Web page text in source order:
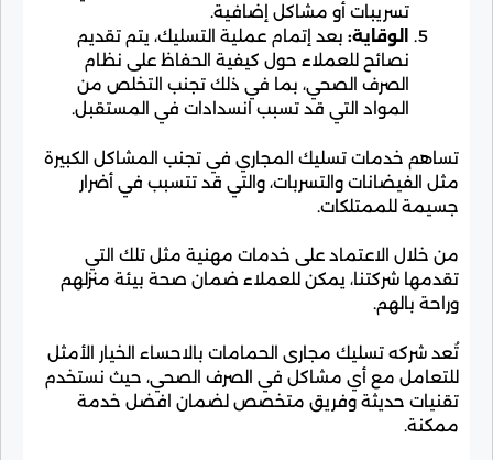
تسريبات أو مشاكل إضافية.
الوقاية: بعد إتمام عملية التسليك، يتم تقديم
نصائح للعملاء حول كيفية الحفاظ على نظام
الصرف الصحي، بما في ذلك تجنب التخلص من
المواد التي قد تسبب انسدادات في المستقبل.
تساهم خدمات تسليك المجاري في تجنب المشاكل الكبيرة
مثل الفيضانات والتسربات، والتي قد تتسبب في أضرار
جسيمة للممتلكات.
من خلال الاعتماد على خدمات مهنية مثل تلك التي
تقدمها شركتنا، يمكن للعملاء ضمان صحة بيئة منزلهم
وراحة بالهم.
تُعد شركه تسليك مجارى الحمامات بالاحساء الخيار الأمثل
للتعامل مع أي مشاكل في الصرف الصحي، حيث نستخدم
تقنيات حديثة وفريق متخصص لضمان افضل خدمة
ممكنة.